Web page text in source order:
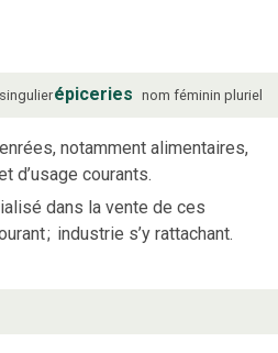
singulierépiceries nom féminin pluriel
notamment alimentaires,
d’usage courants.
dans la vente de ces
; industrie s’y rattachant.